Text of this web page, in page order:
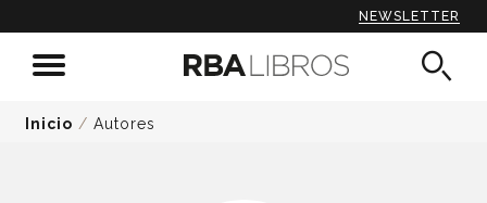
NEWSLETTER
Inicio / Autores